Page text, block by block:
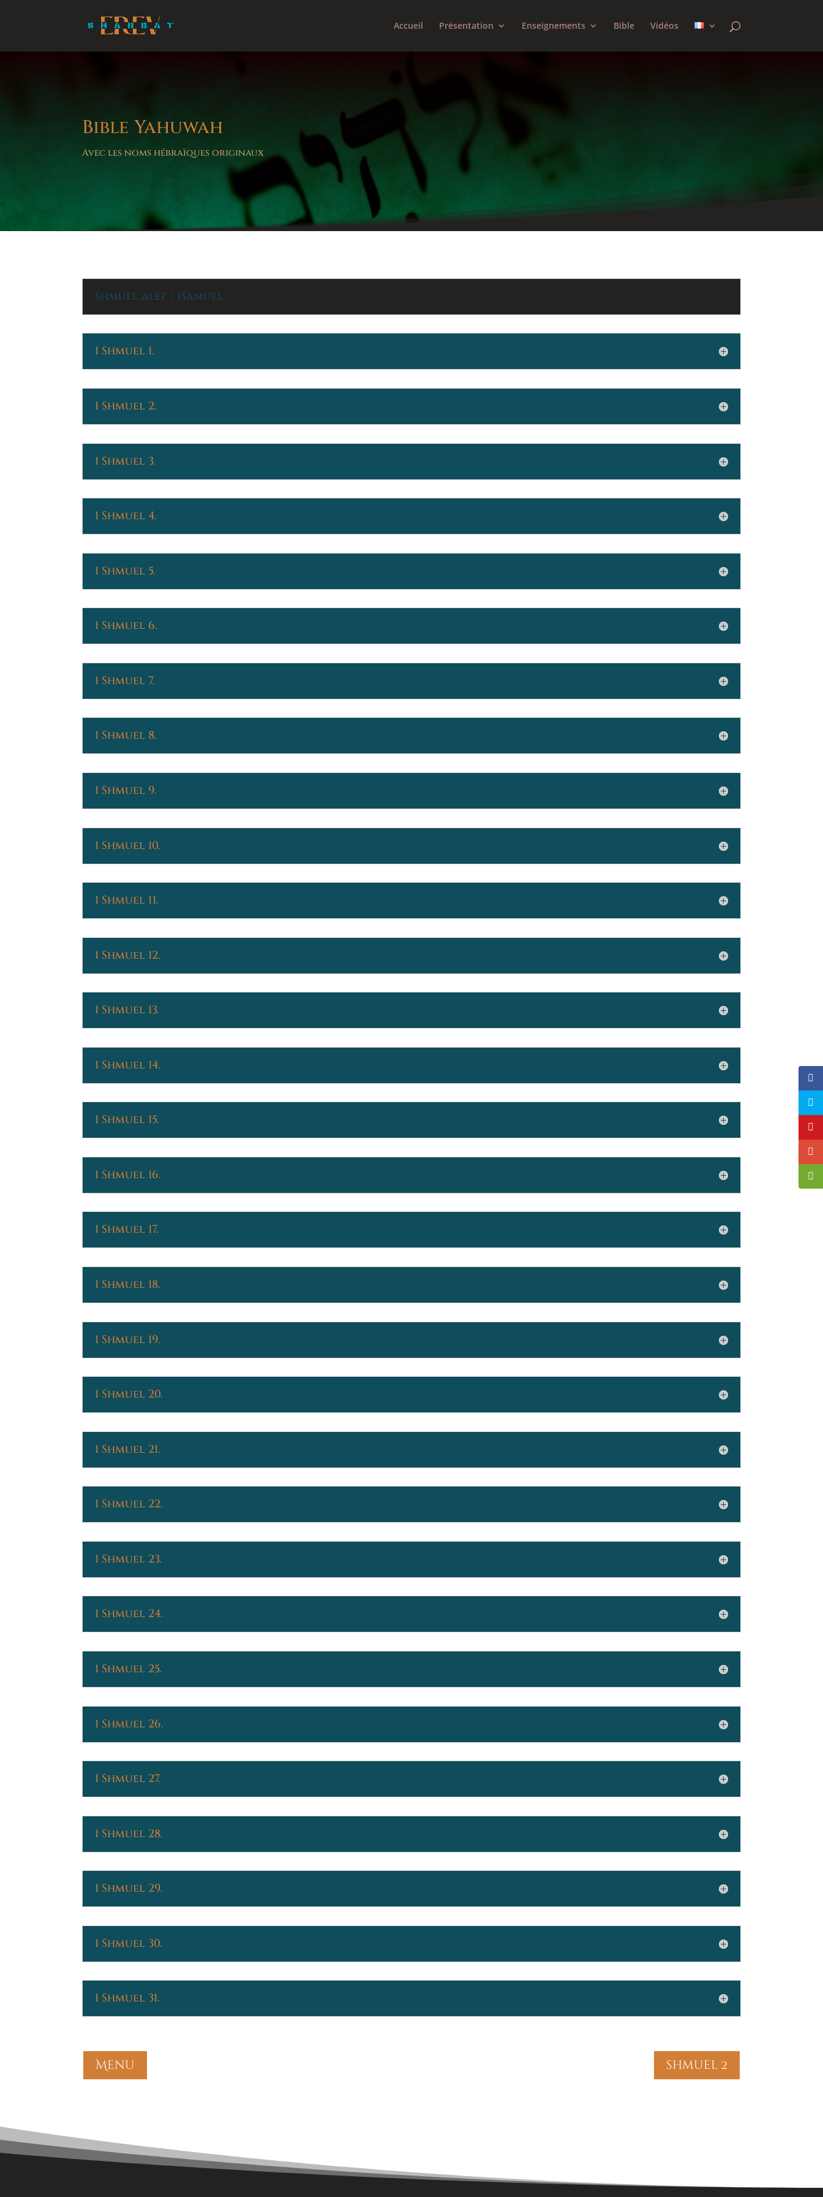
Accueil Présentation Enseignements Bible Vidéos
Bible Yahuwah
Avec les noms hébraïques originaux
Shmuel alef / 1Samuel
1 Shmuel 1.
1 Shmuel 2.
1 Shmuel 3.
1 Shmuel 4.
1 Shmuel 5.
1 Shmuel 6.
1 Shmuel 7.
1 Shmuel 8.
1 Shmuel 9.
1 Shmuel 10.
1 Shmuel 11.
1 Shmuel 12.
1 Shmuel 13.
1 Shmuel 14.
1 Shmuel 15.
1 Shmuel 16.
1 Shmuel 17.
1 Shmuel 18.
1 Shmuel 19.
1 Shmuel 20.
1 Shmuel 21.
1 Shmuel 22.
1 Shmuel 23.
1 Shmuel 24.
1 Shmuel 25.
1 Shmuel 26.
1 Shmuel 27.
1 Shmuel 28.
1 Shmuel 29.
1 Shmuel 30.
1 Shmuel 31.
Menu shmuel 2